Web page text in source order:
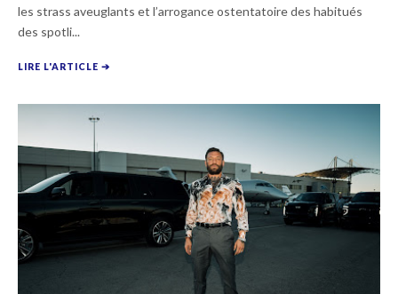
les strass aveuglants et l’arrogance ostentatoire des habitués
des spotli...
LIRE L'ARTICLE ➔